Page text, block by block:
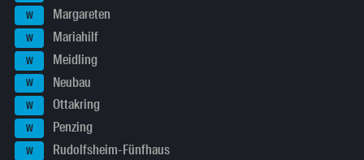
W Margareten
W Mariahilf
W Meidling
W Neubau
W Ottakring
W Penzing
W Rudolfsheim-Fünfhaus